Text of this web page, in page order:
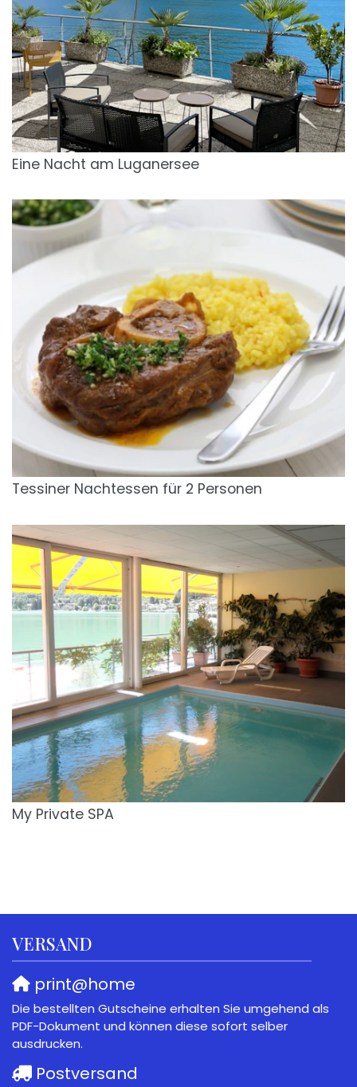
Eine Nacht am Luganersee
Tessiner Nachtessen für 2 Personen
My Private SPA
VERSAND
print@home
Die bestellten Gutscheine erhalten Sie umgehend als
PDF-Dokument und können diese sofort selber
ausdrucken.
Postversand